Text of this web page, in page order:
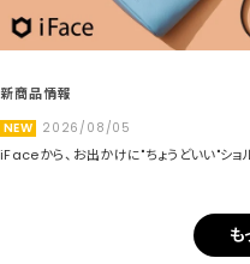
新商品情報
NEW 2026/08/05
iFaceから、お出かけに"ちょうどいい"シ
も